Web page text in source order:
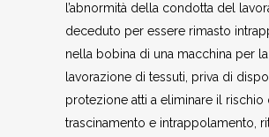
l’abnormità della condotta del
deceduto per essere rimasto
nella bobina di una macchina per la
lavorazione di tessuti, priva di
protezione atti a eliminare il rischio
trascinamento e intrappolamento,